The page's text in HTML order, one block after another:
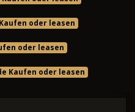
oder leasen
oder leasen
Kaufen oder leasen